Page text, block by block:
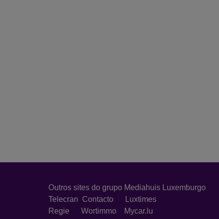
Outros sites do grupo Mediahuis Luxemburgo
Telecran Contacto
Luxtimes
Regie Wortimmo
Mycar.lu